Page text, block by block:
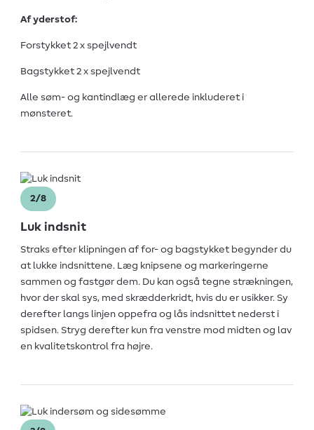
Af yderstof:
Forstykket 2 x spejlvendt
Bagstykket 2 x spejlvendt
Alle søm- og kantindlæg er allerede inkluderet i
mønsteret.
2/8
Luk indsnit
Straks efter klipningen af for- og bagstykket begynder du
at lukke indsnittene. Læg knipsene og markeringerne
sammen og fastgør dem. Du kan også tegne strækningen,
hvor der skal sys, med skrædderkridt, hvis du er usikker. Sy
derefter langs linjen oppefra og lås indsnittet nederst i
spidsen. Stryg derefter kun fra venstre mod midten og lav
en kvalitetskontrol fra højre.